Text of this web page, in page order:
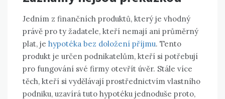
Jedním z finančních produktů, který je vhodný
právě pro ty žadatele, kteří nemají ani průměrný
plat, je hypotéka bez doložení příjmu. Tento
produkt je určen podnikatelům, kteří si potřebují
pro fungování své firmy otevřít úvěr. Stále více
těch, kteří si vydělávají prostřednictvím vlastního
podniku, uzavírá tuto hypotéku jednoduše proto,